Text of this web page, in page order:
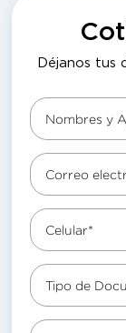
Déjanos tus
Nombres y
Correo
Celular*
Tipo de